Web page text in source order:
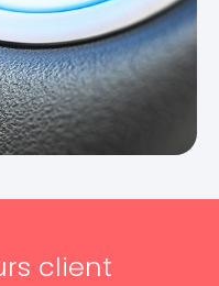
client